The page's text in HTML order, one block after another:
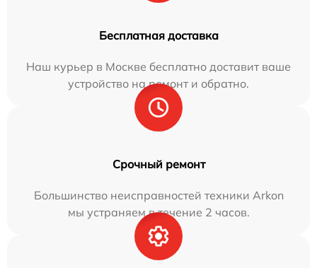
Бесплатная доставка
Наш курьер в Москве бесплатно доставит ваше
устройство на ремонт и обратно.
Срочный ремонт
Большинство неисправностей техники Arkon
мы устраняем в течение 2 часов.